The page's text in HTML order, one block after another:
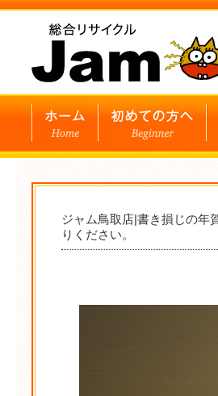
ジャム鳥取店|書き損じの年
りください。